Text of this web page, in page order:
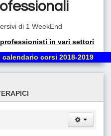
di 1 WeekEnd
in vari settori
corsi 2018-2019